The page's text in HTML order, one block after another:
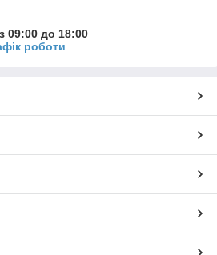
09:00 до 18:00
роботи